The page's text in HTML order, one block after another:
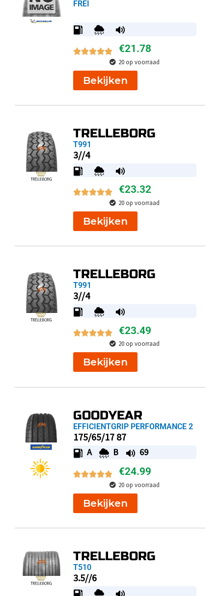
FREI
€21.78
20 op voorraad
Bekijken
TRELLEBORG
T991
3//4
€23.32
20 op voorraad
Bekijken
TRELLEBORG
T991
3//4
€23.49
20 op voorraad
Bekijken
GOODYEAR
EFFICIENTGRIP PERFORMANCE 2
175/65/17 87
A B 69
€24.99
20 op voorraad
Bekijken
TRELLEBORG
T510
3.5//6